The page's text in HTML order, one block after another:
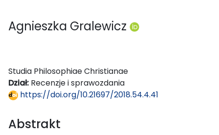
Agnieszka Gralewicz
Studia Philosophiae Christianae
Dział: Recenzje i sprawozdania
https://doi.org/10.21697/2018.54.4.41
Abstrakt